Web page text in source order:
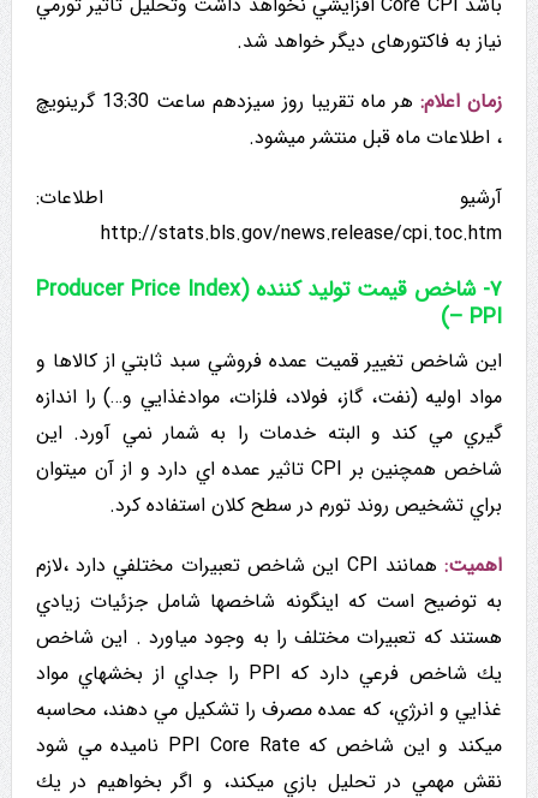
نیاز به فاکتورهای دیگر خواهد شد.
زمان اعلام:
هر ماه تقریبا روز سیزدهم ساعت 13:30 گرینویچ
، اطلاعات ماه قبل منتشر میشود.
آرشیو اطلاعات:
http://stats.bls.gov/news.release/cpi.toc.htm
۷- شاخص قیمت تولید کننده (Producer Price Index
– PPI
)
این شاخص تغيير قمیت عمده فروشي سبد ثابتي از کالاها و
مواد اولیه (نفت، گاز، فولاد، فلزات، موادغذايي و…) را اندازه
گيري مي کند و البته خدمات را به شمار نمي آورد. این
شاخص همچنین بر CPI تاثیر عمده اي دارد و از آن میتوان
براي تشخيص روند تورم در سطح کلان استفاده کرد.
اهمیت:
همانند CPI این شاخص تعبیرات مختلفي دارد ،لازم
به توضیح است که اینگونه شاخصها شامل جزئیات زيادي
هستند که تعبیرات مختلف را به وجود میاورد . این شاخص
يك شاخص فرعي دارد که PPI را جداي از بخشهاي مواد
غذايي و انرژي، که عمده مصرف را تشكيل مي دهند، محاسبه
میکند و این شاخص که PPI Core Rate ناميده مي شود
نقش مهمي در تحلیل بازي ميکند، و اگر بخواهیم در يك